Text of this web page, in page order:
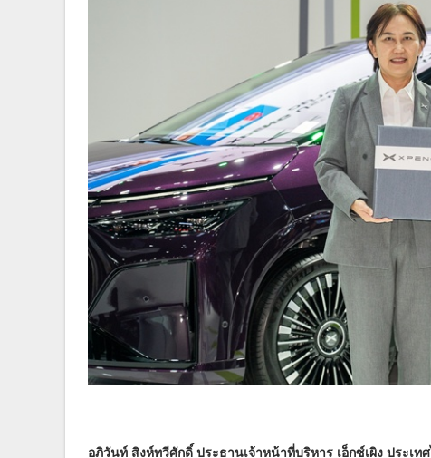
อภิวันท์ สิงห์ทวีศักดิ์ ประธานเจ้าหน้าที่บริหาร เอ็กซ์เผิง ประเท